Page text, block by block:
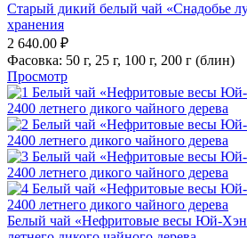
Старый дикий белый чай «Снадобье
хранения
2 640.00 ₽
Фасовка: 50 г, 25 г, 100 г, 200 г (блин)
Просмотр
Белый чай «Нефритовые весы Юй-